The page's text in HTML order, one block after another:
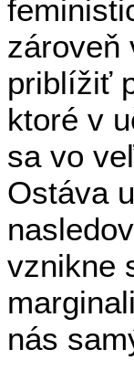
zároveň
priblížiť
ktoré v
sa vo
Ostáva
vznikne
nás